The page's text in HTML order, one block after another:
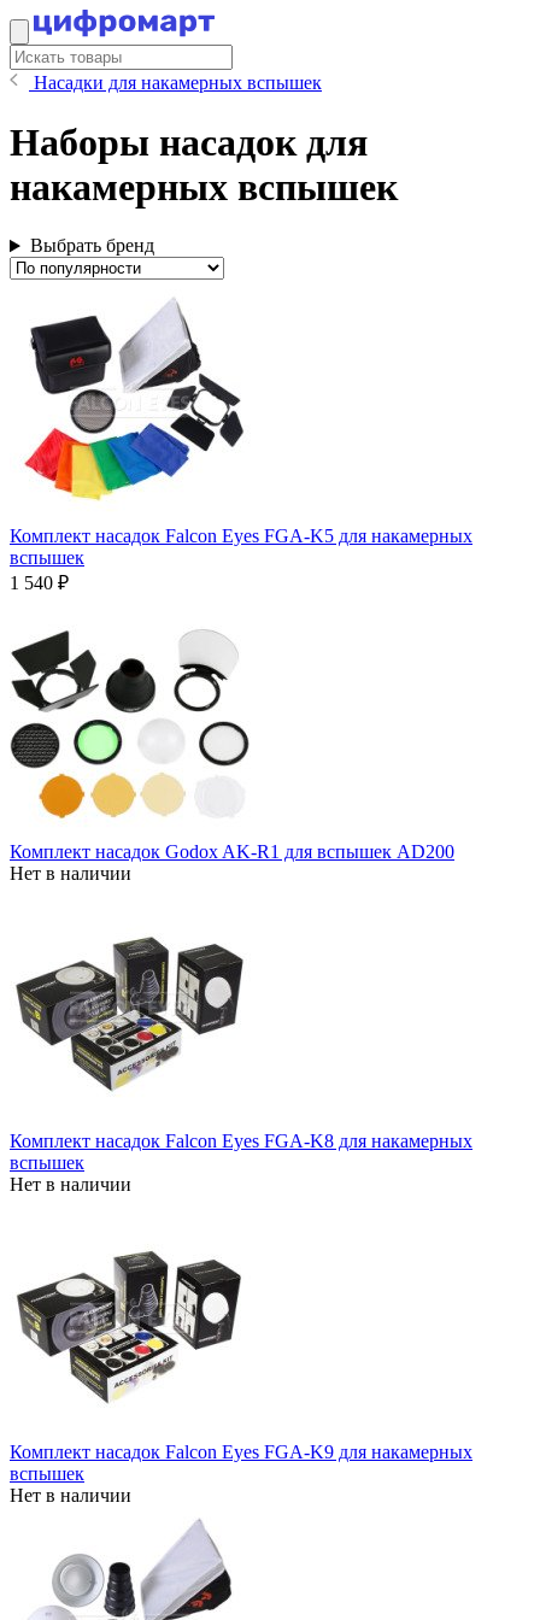
Насадки для накамерных вспышек
Наборы насадок для
накамерных вспышек
Выбрать бренд
Комплект насадок Falcon Eyes FGA-K5 для накамерных
вспышек
1 540 ₽
Комплект насадок Godox AK-R1 для вспышек AD200
Нет в наличии
Комплект насадок Falcon Eyes FGA-K8 для накамерных
вспышек
Нет в наличии
Комплект насадок Falcon Eyes FGA-K9 для накамерных
вспышек
Нет в наличии